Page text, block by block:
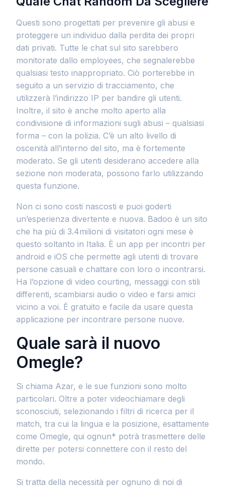
Questi sono progettati per prevenire gli abusi e
proteggere un individuo dalla perdita dei propri
dati privati. Tutte le chat sul sito sarebbero
monitorate dallo employees, che segnalerebbe
qualsiasi testo inappropriato. Ciò porterebbe in
seguito a un servizio di tracciamento, che
utilizzerà l’indirizzo IP per bandire gli utenti.
Inoltre, il sito è anche molto aperto alla
condivisione di informazioni sugli abusi – qualsiasi
forma – con la polizia. C’è un alto livello di
oscenità all’interno del sito, ma è fortemente
moderato. Se gli utenti desiderano accedere alla
sezione non moderata, possono farlo utilizzando
questa funzione.
Non ci sono costi nascosti e puoi goderti
un’esperienza divertente e nuova. Badoo è un sito
che ha più di 3.4milioni di visitatori ogni mese è
questo soltanto in Italia. È un app per incontri per
android e iOS che permette agli utenti di trovare
persone casuali e chattare con loro o incontrarsi.
Ha l’opzione di video courting, messaggi con stili
differenti, scambiarsi audio o video e farsi amici
vicino a voi. È gratuito e facile da usare questa
applicazione per incontrare persone nuove.
Quale sarà il nuovo
Omegle?
Si chiama Azar, e le sue funzioni sono molto
particolari. Oltre a poter videochiamare degli
sconosciuti, selezionando i filtri di ricerca per il
match, tra cui la lingua e la posizione, esattamente
come Omegle, qui ognun* potrà trasmettere delle
dirette per potersi connettere con il resto del
mondo.
Si tratta della necessità per ognuno di noi di